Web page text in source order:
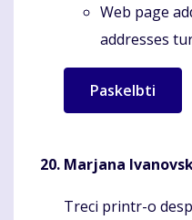
Web page
addresses
Marjana
Komentaras
Treci printr-o